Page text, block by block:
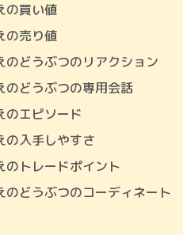
の買い値
の売り値
のどうぶつのリアクション
のどうぶつの専用会話
のエピソード
の入手しやすさ
のトレードポイント
のどうぶつのコーディネート